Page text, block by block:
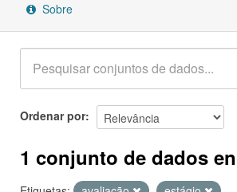
Sobre
Ordenar por
1 conjunto de dados